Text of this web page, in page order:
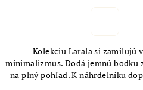
Kolekciu Larala si zamilujú
minimalizmus. Dodá jemnú bodku
na plný pohľad. K náhrdelníku